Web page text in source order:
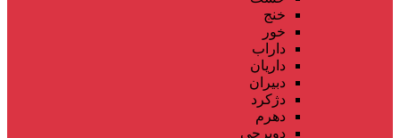
خنج
خور
داراب
داریان
دبیران
دژکرد
دهرم
دوبرجی